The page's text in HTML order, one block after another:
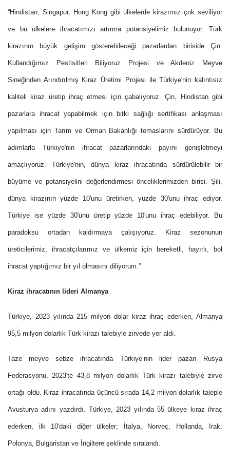
“Hindistan, Singapur, Hong Kong gibi ülkelerde kirazımız çok seviliyor
ve bu ülkelere ihracatımızı artırma potansiyelimiz bulunuyor. Türk
kirazının büyük gelişim gösterebileceği pazarlardan biriside Çin.
Kullandığımız Pestisitleri Biliyoruz Projesi ve Akdeniz Meyve
Sineğinden Arındırılmış Kiraz Üretimi Projesi ile Türkiye'nin kalıntısız
kaliteli kiraz üretip ihraç etmesi için çabalıyoruz. Çin, Hindistan gibi
pazarlara ihracatyapabilmek için bitki sağlığı sertifikası anlaşması
yapılması için Tarım ve Orman Bakanlığı temaslarını sürdürüyor. Bu
adımlarla Türkiye'nin ihracatpazarlarındaki payını genişletmeyi
amaçlıyoruz. Türkiye'nin, dünya kiraz ihracatında sürdürülebilir bir
büyüme ve potansiyelini değerlendirmesi önceliklerimizden birisi. Şili,
dünya kirazının yüzde 10'unu üretirken, yüzde 30'unu ihraç ediyor.
Türkiye ise yüzde 30'unu üretip yüzde 10'unu ihraç edebiliyor. Bu
paradoksu ortadan kaldırmaya çalışıyoruz. Kiraz sezonunun
üreticilerimiz, ihracatçılarımız ve ülkemiz için bereketli, hayırlı, bol
ihracat yaptığımız bir yıl olmasını diliyorum.”
Kiraz ihracatının lideri Almanya
Türkiye, 2023 yılında 215 milyon dolar kiraz ihraç ederken, Almanya
95,5 milyon dolarlık Türk kirazı talebiyle zirvede yer aldı.
Taze meyve sebzeihracatında Türkiye’nin lider pazarı Rusya
Federasyonu, 2023'te 43,8 milyon dolarlık Türk kirazı talebiyle zirve
ortağı oldu. Kiraz ihracatında üçüncü sırada 14,2 milyon dolarlık taleple
Avusturya adını yazdırdı. Türkiye, 2023 yılında 55 ülkeye kiraz ihraç
ederken, ilk 10'daki diğer ülkeler; İtalya, Norveç, Hollanda, Irak,
Polonya, Bulgaristan ve İngiltere şeklinde sıralandı.